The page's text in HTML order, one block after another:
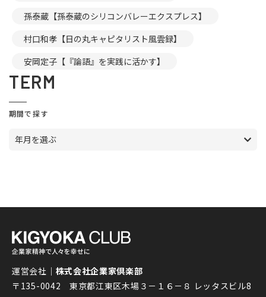
孫泰蔵【孫泰蔵のシリコンバレーエクスプレス】
村口和孝【日の丸キャピタリスト風雲録】
安岡定子【『論語』を実践に活かす】
TERM
期間で探す
年月を選ぶ
運営会社｜ 株式会社企業家倶楽部
〒135-0042 東京都江東区木場３－１６－８ レッタスビル8